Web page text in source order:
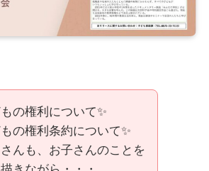
の権利について✨️
の権利条約について✨️
んも、お子さんのことを